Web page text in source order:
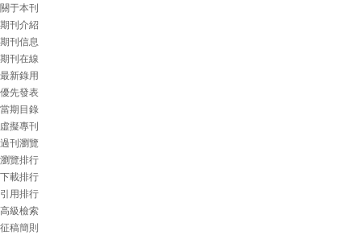
關于本刊
期刊介紹
期刊信息
期刊在線
最新錄用
優先發表
當期目錄
虛擬專刊
過刊瀏覽
瀏覽排行
下載排行
引用排行
高級檢索
征稿簡則